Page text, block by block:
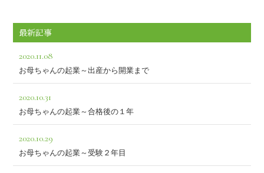
最新記事
2020.11.08
お母ちゃんの起業～出産から開業まで
2020.10.31
お母ちゃんの起業～合格後の１年
2020.10.29
お母ちゃんの起業～受験２年目